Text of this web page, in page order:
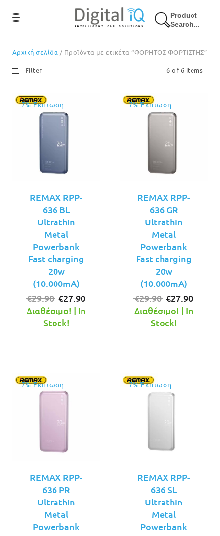
Product
Search...
Αρχική σελίδα / Προϊόντα με ετικέτα “ΦΟΡΗΤΟΣ ΦΟΡΤΙΣΤΗΣ”
6 of 6 items
Filter
7% Έκπτωση
REMAX RPP-
636 BL
Ultrathin
Metal
Powerbank
Fast charging
20w
(10.000mA)
€29.90 Original
price
was:
€27.90
Διαθέσιμο! | In
Stock!
7% Έκπτωση
REMAX RPP-
636 GR
Ultrathin
Metal
Powerbank
Fast charging
20w
(10.000mA)
€29.90 Original
price
was:
€27.90
Διαθέσιμο! | In
Stock!
7% Έκπτωση
REMAX RPP-
636 PR
Ultrathin
Metal
Powerbank
7% Έκπτωση
REMAX RPP-
636 SL
Ultrathin
Metal
Powerbank